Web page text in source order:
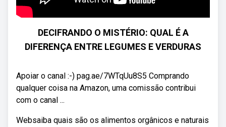
DECIFRANDO O MISTÉRIO: QUAL É A
DIFERENÇA ENTRE LEGUMES E VERDURAS
Apoiar o canal :-) pag.ae/7WTqUu8S5 Comprando
qualquer coisa na Amazon, uma comissão contribui
com o canal ...
Websaiba quais são os alimentos orgânicos e naturais